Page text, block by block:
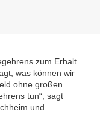
zum Erhalt
was können wir
ohne großen
tun“, sagt
und